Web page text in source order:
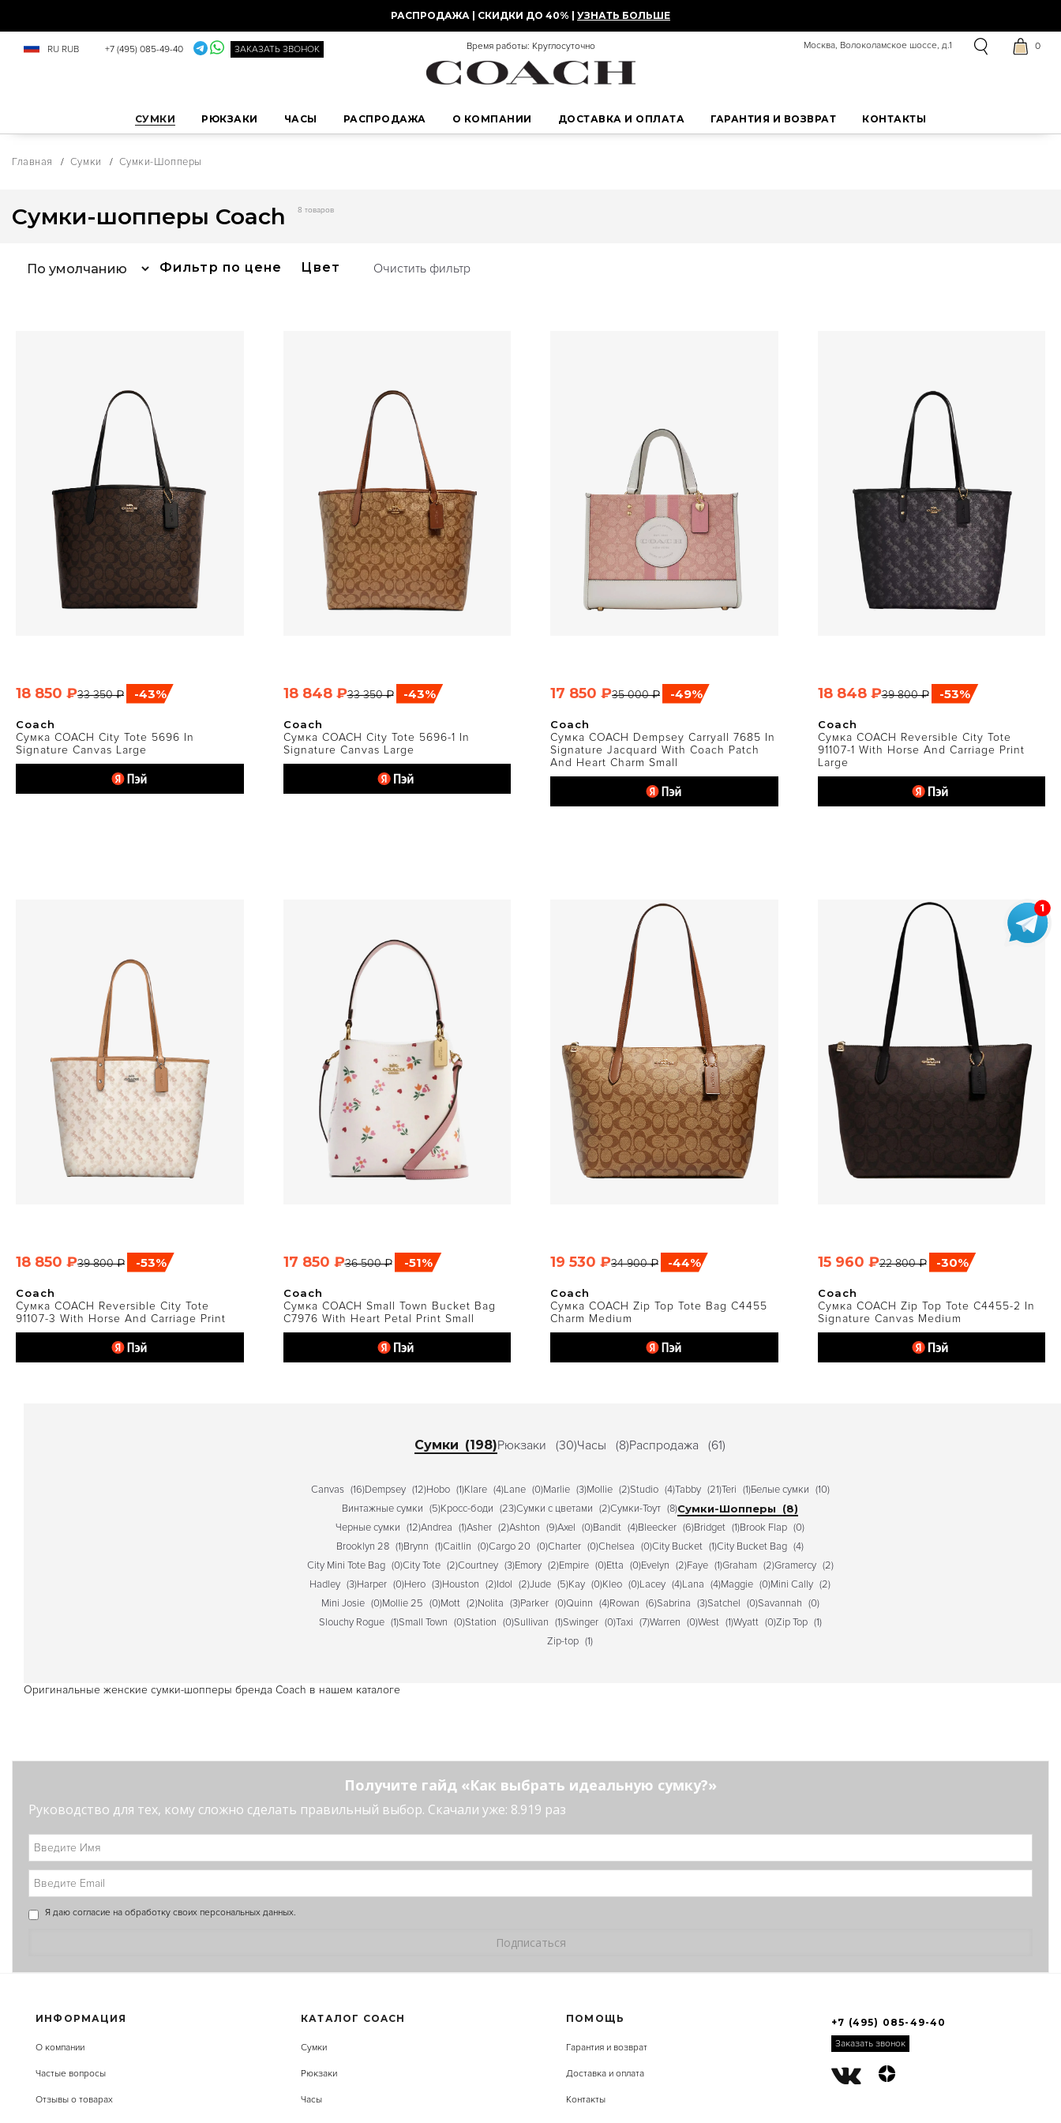
РАСПРОДАЖА | СКИДКИ ДО 40% | УЗНАТЬ БОЛЬШЕ
RU RUB +7 (495) 085-49-40 ЗАКАЗАТЬ ЗВОНОК Время работы: Круглосуточно Москва, Волоколамское шоссе, д.1 0
СУМКИ РЮКЗАКИ ЧАСЫ РАСПРОДАЖА О КОМПАНИИ ДОСТАВКА И ОПЛАТА ГАРАНТИЯ И ВОЗВРАТ КОНТАКТЫ
Главная / Сумки / Сумки-Шопперы
Сумки-шопперы Coach 8 товаров
Фильтр по цене Цвет Очистить фильтр
БЫСТРЫЙ ПРОСМОТР
Coach
Сумка COACH City Tote 5696 In
Signature Canvas Large
-43%
33 350 ₽
18 850 ₽ БЫСТРЫЙ ПРОСМОТР
Coach
Сумка COACH City Tote 5696-1 In
Signature Canvas Large
-43%
33 350 ₽
18 848 ₽ БЫСТРЫЙ ПРОСМОТР
Coach
Сумка COACH Dempsey Carryall 7685 In
Signature Jacquard With Coach Patch
And Heart Charm Small
-49%
35 000 ₽
17 850 ₽ БЫСТРЫЙ ПРОСМОТР
Coach
Сумка COACH Reversible City Tote
91107-1 With Horse And Carriage Print
Large
-53%
39 800 ₽
18 848 ₽
БЫСТРЫЙ ПРОСМОТР
Coach
Сумка COACH Reversible City Tote
91107-3 With Horse And Carriage Print
-53%
39 800 ₽
18 850 ₽ БЫСТРЫЙ ПРОСМОТР
Coach
Сумка COACH Small Town Bucket Bag
C7976 With Heart Petal Print Small
-51%
36 500 ₽
17 850 ₽ БЫСТРЫЙ ПРОСМОТР
Coach
Сумка COACH Zip Top Tote Bag C4455
Charm Medium
-44%
34 900 ₽
19 530 ₽ БЫСТРЫЙ ПРОСМОТР
Coach
Сумка COACH Zip Top Tote C4455-2 In
Signature Canvas Medium
-30%
22 800 ₽
15 960 ₽
Сумки (198)Рюкзаки (30)Часы (8)Распродажа (61)
Canvas (16)Dempsey (12)Hobo (1)Klare (4)Lane (0)Marlie (3)Mollie (2)Studio (4)Tabby (21)Teri (1)Белые сумки (10)
Винтажные сумки (5)Кросс-боди (23)Сумки с цветами (2)Сумки-Тоут (8)Сумки-Шопперы
(8)
Черные сумки (12)Andrea (1)Asher (2)Ashton (9)Axel (0)Bandit (4)Bleecker (6)Bridget (1)Brook Flap (0)
Brooklyn 28 (1)Brynn (1)Caitlin (0)Cargo 20 (0)Charter (0)Chelsea (0)City Bucket (1)City Bucket Bag (4)
City Mini Tote Bag (0)City Tote (2)Courtney (3)Emory (2)Empire (0)Etta (0)Evelyn (2)Faye (1)Graham (2)Gramercy (2)
Hadley (3)Harper (0)Hero (3)Houston (2)Idol (2)Jude (5)Kay (0)Kleo (0)Lacey (4)Lana (4)Maggie (0)Mini Cally (2)
Mini Josie (0)Mollie 25 (0)Mott (2)Nolita (3)Parker (0)Quinn (4)Rowan (6)Sabrina (3)Satchel (0)Savannah (0)
Slouchy Rogue (1)Small Town (0)Station (0)Sullivan (1)Swinger (0)Taxi (7)Warren (0)West (1)Wyatt (0)Zip Top (1)
Zip-top (1)
Оригинальные женские сумки-шопперы бренда Coach в нашем каталоге
Получите гайд «Как выбрать идеальную сумку?»
Руководство для тех, кому сложно сделать правильный выбор. Скачали уже: 8.919 раз
Я даю согласие на обработку своих персональных данных.
ИНФОРМАЦИЯ
О компании
Частые вопросы
Отзывы о товарах
КАТАЛОГ COACH
Сумки
Рюкзаки
Часы
ПОМОЩЬ
Гарантия и возврат
Доставка и оплата
Контакты
+7 (495) 085-49-40
Заказать звонок